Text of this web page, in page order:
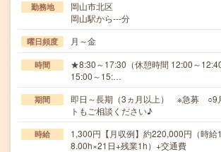
勤務地
岡山市北区
岡山駅から---分
曜日頻度 月～金
時間
★8:30～17:30（休憩時間 12:00～
15:00～15:…
期間
即日～長期（3ヵ月以上） ※急募 ○9
トもご相談ください♪
時給
1,300円【月収例】約220,000円（時給
8.00h×21日+残業1h）+交通費